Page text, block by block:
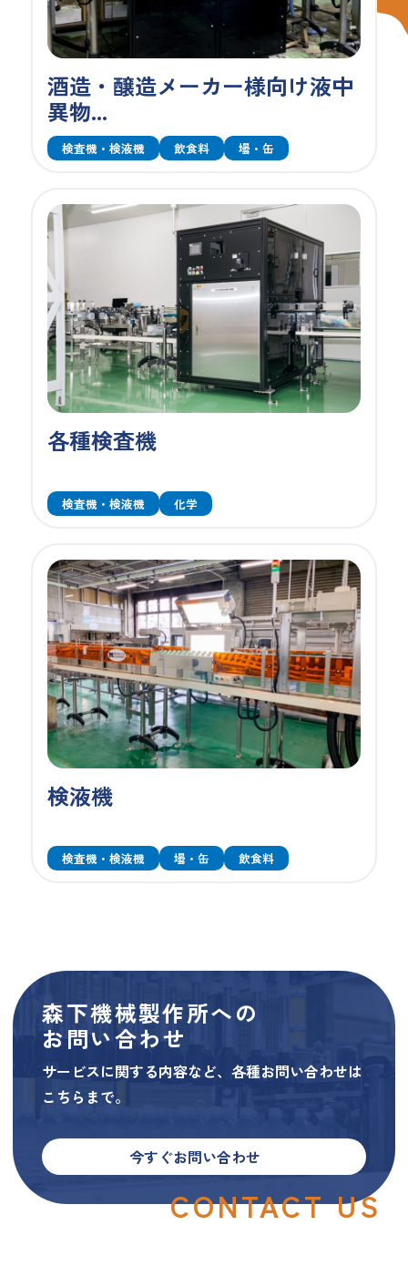
酒造・醸造メーカー様向け液中
異物...
検査機・検液機 飲食料 壜・缶
各種検査機
検査機・検液機 化学
検液機
検査機・検液機 壜・缶 飲食料
CONTACT US
森下機械製作所への
お問い合わせ
サービスに関する内容など、各種お問い合わせは
こちらまで。
今すぐお問い合わせ